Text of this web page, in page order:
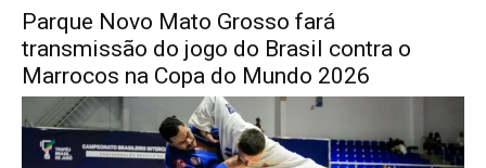
Parque Novo Mato Grosso fará
transmissão do jogo do Brasil contra o
Marrocos na Copa do Mundo 2026